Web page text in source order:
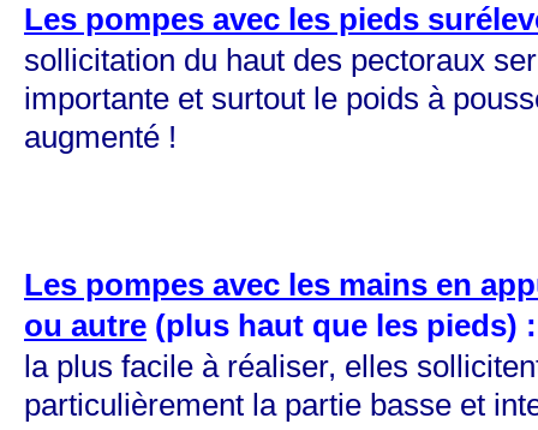
Les pompes avec les pieds
sollicitation du haut des pectoraux
importante et surtout le poids à
augmenté !
Les pompes avec les mains en
ou autre (plus haut que les pieds) :
la plus facile à réaliser, elles
particulièrement la partie basse et